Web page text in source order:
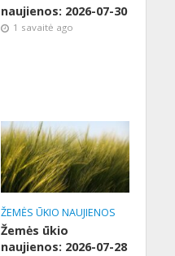
naujienos: 2026-07-30
1 savaitė ago
ŽEMĖS ŪKIO NAUJIENOS
Žemės ūkio
naujienos: 2026-07-28